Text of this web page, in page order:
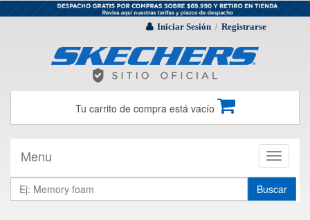
Iniciar Sesión / Registrarse
Tu carrito de compra está vacío
Toggle
Menu
Buscar